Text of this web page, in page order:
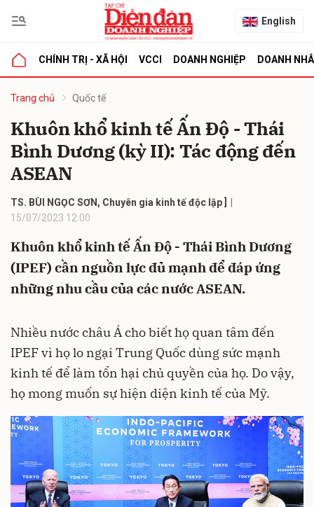
English
CHÍNH TRỊ - XÃ HỘI VCCI DOANH NGHIỆP DOANH
Trang chủ Quốc tế
Khuôn khổ kinh tế Ấn Độ - Thái
Bình Dương (kỳ II): Tác động đến
ASEAN
TS. BÙI NGỌC SƠN, Chuyên gia kinh tế độc lập ]
15/07/2023 12:00
Khuôn khổ kinh tế Ấn Độ - Thái Bình Dương
(IPEF) cần nguồn lực đủ mạnh để đáp ứng
những nhu cầu của các nước ASEAN.
Nhiều nước châu Á cho biết họ quan tâm đến
IPEF vì họ lo ngại Trung Quốc dùng sức mạnh
kinh tế để làm tổn hại chủ quyền của họ. Do vậy,
họ mong muốn sự hiện diện kinh tế của Mỹ.
luận